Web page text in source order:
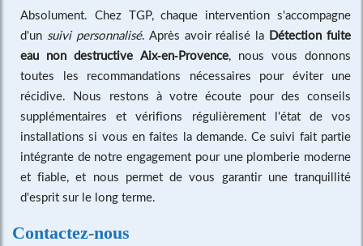
Absolument. Chez TGP, chaque intervention s'accompagne
d'un suivi personnalisé. Après avoir réalisé la Détection fuite
eau non destructive Aix-en-Provence, nous vous donnons
toutes les recommandations nécessaires pour éviter une
récidive. Nous restons à votre écoute pour des conseils
supplémentaires et vérifions régulièrement l'état de vos
installations si vous en faites la demande. Ce suivi fait partie
intégrante de notre engagement pour une plomberie moderne
et fiable, et nous permet de vous garantir une tranquillité
d'esprit sur le long terme.
Contactez-nous